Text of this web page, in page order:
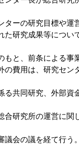
ーの研究目標や運
研究成果等につい
と、前条による事
費用は、研究セン
共同研究、外部資
研究所の運営に関
会の議を経て行う。